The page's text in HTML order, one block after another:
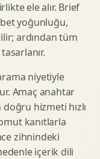
ele alır. Brief
yoğunluğu,
ardından tüm
niyetiyle
Amaç anahtar
hizmeti hızlı
kanıtlarla
zihnindeki
içerik dili